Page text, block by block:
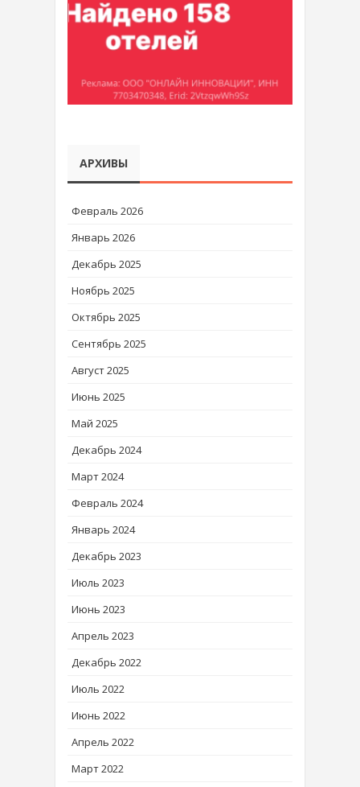
АРХИВЫ
Февраль 2026
Январь 2026
Декабрь 2025
Ноябрь 2025
Октябрь 2025
Сентябрь 2025
Август 2025
Июнь 2025
Май 2025
Декабрь 2024
Март 2024
Февраль 2024
Январь 2024
Декабрь 2023
Июль 2023
Июнь 2023
Апрель 2023
Декабрь 2022
Июль 2022
Июнь 2022
Апрель 2022
Март 2022